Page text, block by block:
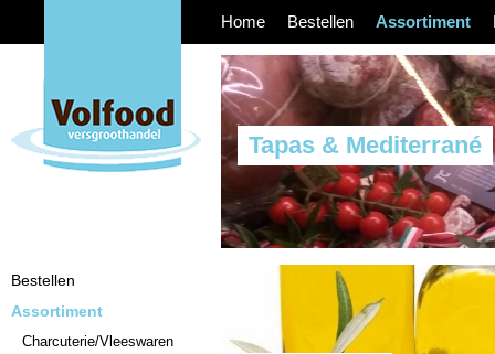
Home Bestellen Assortiment
Tapas & Mediterrané
Bestellen
Assortiment
Charcuterie/Vleeswaren